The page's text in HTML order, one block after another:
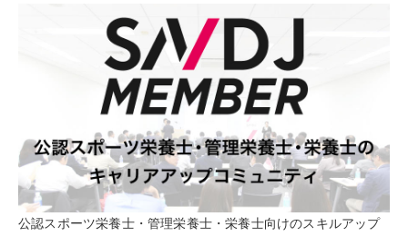
公認スポーツ栄養士・管理栄養士・栄養士向けのスキルアップ